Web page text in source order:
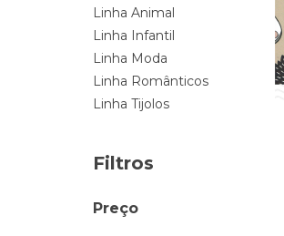
Linha Animal
Linha Infantil
Linha Moda
Linha Românticos
Linha Tijolos
Filtros
Preço